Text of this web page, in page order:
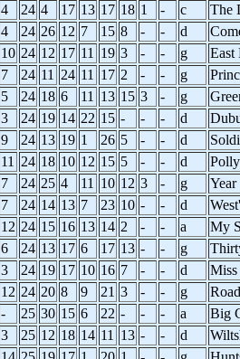
4 24 4 17 13 17 18 1 - c
The
4 24 26 12 7 15 8 - - d
10 24 12 17 11 19 3 - - g
East
7 24 11 24 11 17 2 - - g
5 24 18 6 11 13 15 3 - g
3 24 19 14 22 15 - - - d
9 24 13 19 1 26 5 - - d
11 24 18 10 12 15 5 - - d
7 24 25 4 11 10 12 3 - g
7 24 14 13 7 23 10 - - d
12 24 15 16 13 14 2 - - a
My
6 24 13 17 6 17 13 - - g
3 24 19 17 10 16 7 - - d
Miss
12 24 20 8 9 21 3 - - g
- 25 30 15 6 22 - - - a
Big
3 25 12 18 14 11 13 - - d